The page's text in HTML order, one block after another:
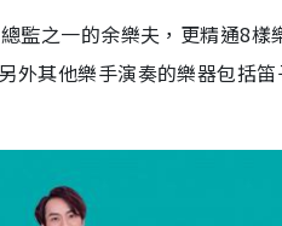
監之一的余樂夫，更精通8
外其他樂手演奏的樂器包括